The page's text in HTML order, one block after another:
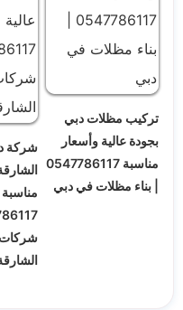
تركيب مظلات دبي
بجودة عالية وأسعار
مناسبة 0547786117
| بناء مظلات في دبي
شركة